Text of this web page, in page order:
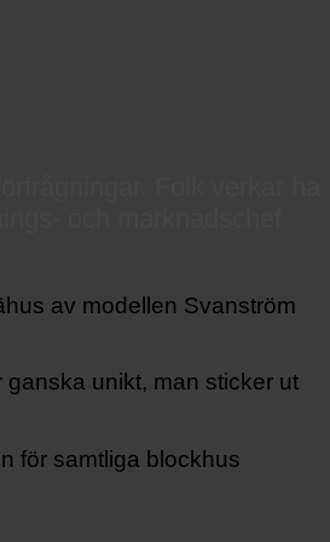
Folk verkar ha
och marknadschef
av modellen Svanström
unikt, man sticker ut
för samtliga blockhus